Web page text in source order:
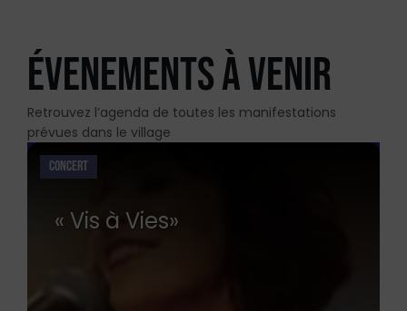
ÉVENEMENTS À VENIR
Retrouvez l’agenda de toutes les manifestations
prévues dans le village
CONCERT
« Vis à Vies»
En
savoir
plus